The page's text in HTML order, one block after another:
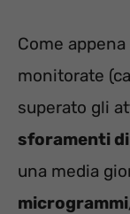
Come
monitorate
superato gli
sforamenti di
una media